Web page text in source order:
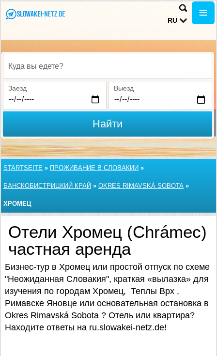
RU
Куда вы едете?
Заезд Выезд
Найти
STARTSEITE » ПРОЖИВАНИЕ В СЛОВАКИИ »
БАНСКОБИСТРИЦКИЙ КРАЙ » OKRES RIMAVSKÁ SOBOTA »
ХРОМЕЦ
Отели Хромец (Chrámec)
частная аренда
Бизнес-тур в Хромец или простой отпуск по схеме
"Неожиданная Словакия", краткая «вылазка» для
изучения по городам Хромец, Теплы Врх ,
Римавске Яновце или основательная остановка в
Okres Rimavská Sobota ? Отель или квартира?
Находите ответы на ru.slowakei-netz.de!